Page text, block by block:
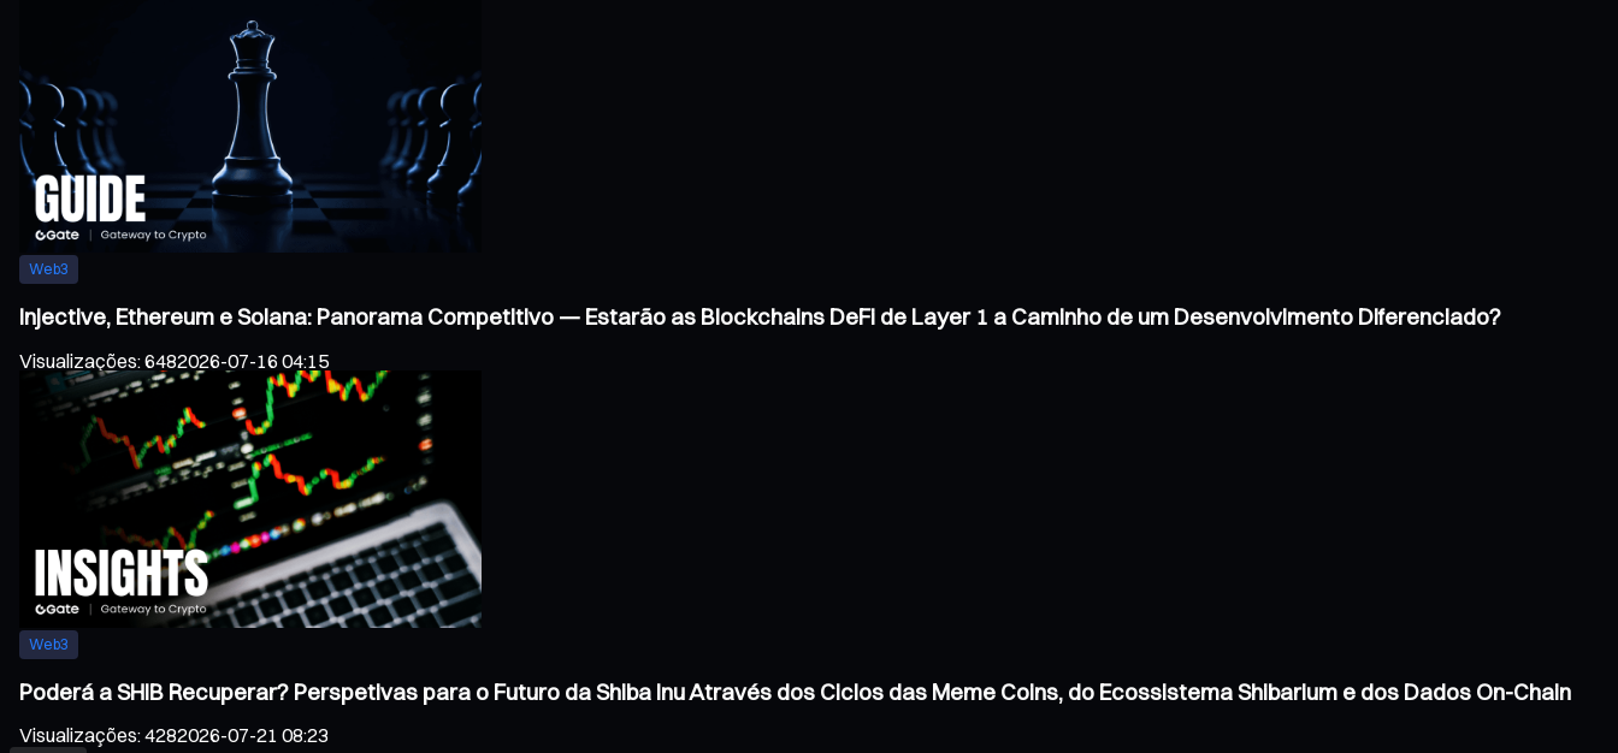
Web3
Injective, Ethereum e Solana: Panorama Competitivo — Estarão as Blockchains DeFi de Layer 1 a Caminho de um Desenvolvimento Diferenciado?
Visualizações:6482026-07-16 04:15
Web3
Poderá a SHIB Recuperar? Perspetivas para o Futuro da Shiba Inu Através dos Ciclos das Meme Coins, do Ecossistema Shibarium e dos Dados On-Chain
Visualizações:4282026-07-21 08:23